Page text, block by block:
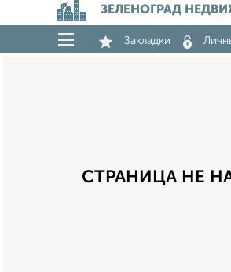
ЗЕЛЕНОГРАД
Закладки
СТРАНИЦА НЕ